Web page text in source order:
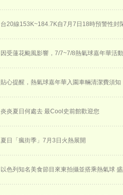
台20線153K~184.7K自7月7日18時預警性封
因受蓮花颱風影響，7/7~7/8熱氣球嘉年華活
貼心提醒，熱氣球嘉年華入園車輛清潔費須知
炎炎夏日何處去 最Cool史前館歡迎您
夏日「瘋街季」7月3日火熱展開
以色列知名美食節目來東拍攝並搭乘熱氣球